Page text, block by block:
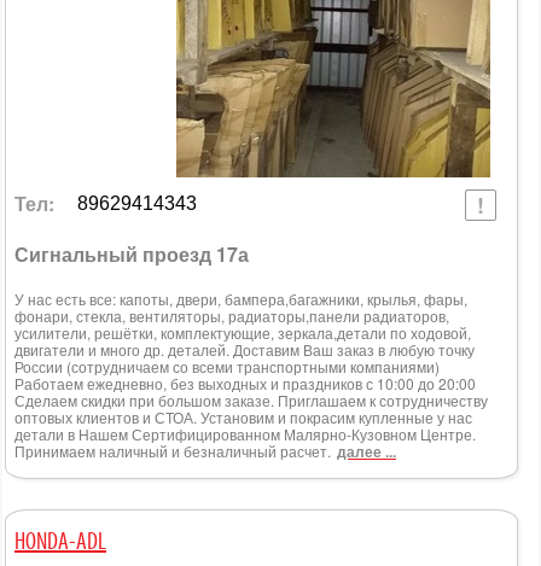
Тел: 89629414343
Сигнальный проезд 17а
У нас есть все: капоты, двери, бампера,багажники, крылья, фары,
фонари, стекла, вентиляторы, радиаторы,панели радиаторов,
усилители, решётки, комплектующие, зеркала,детали по ходовой,
двигатели и много др. деталей. Доставим Ваш заказ в любую точку
России (сотрудничаем со всеми транспортными компаниями)
Работаем ежедневно, без выходных и праздников с 10:00 до 20:00
Сделаем скидки при большом заказе. Приглашаем к сотрудничеству
оптовых клиентов и СТОА. Установим и покрасим купленные у нас
детали в Нашем Сертифицированном Малярно-Кузовном Центре.
Принимаем наличный и безналичный расчет. далее ...
HONDA-ADL